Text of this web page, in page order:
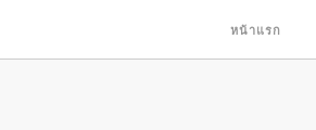
หน้าแรก